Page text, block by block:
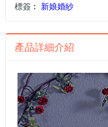
標簽︰ 新娘婚紗
產品詳細介紹